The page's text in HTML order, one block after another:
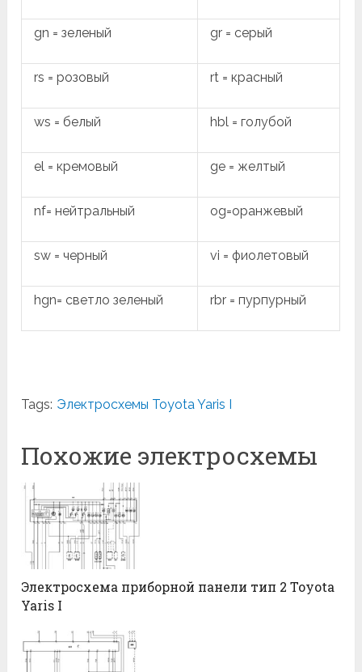
gn = зеленый gr = серый
rs = розовый rt = красный
ws = белый hbl = голубой
el = кремовый ge = желтый
nf= нейтральный og=оранжевый
sw = черный vi = фиолетовый
hgn= светло зеленый rbr = пурпурный
Tags: Электросхемы Toyota Yaris I
Похожие электросхемы
Электросхема приборной панели тип 2 Toyota
Yaris I